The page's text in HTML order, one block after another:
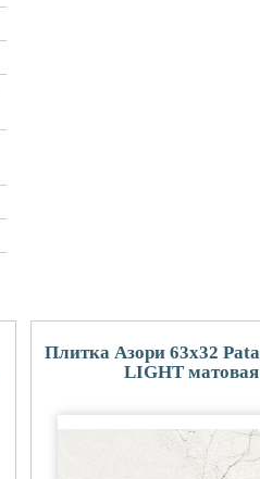
Плитка Азори 63x32
LIGHT